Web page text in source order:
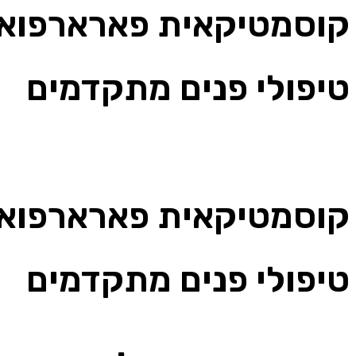
קוסמטיקאית
טיפולי פנים מתקדמים
קוסמטיקאית
טיפולי פנים מתקדמים